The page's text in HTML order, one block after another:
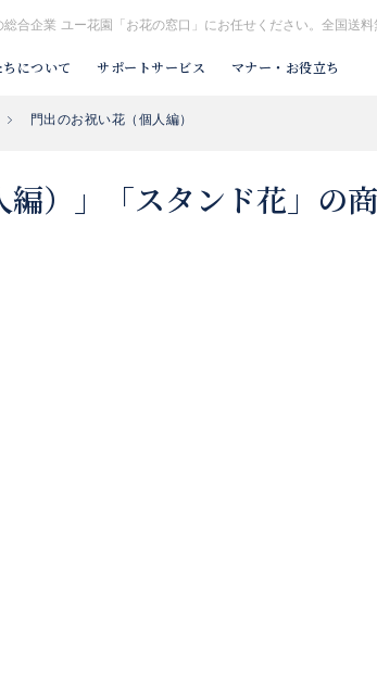
合企業 ユー花園「お花の窓口」にお任せください。全国送料
について サポートサービス マナー・お役立ち
#胡蝶蘭 #スタンド花
門出のお祝い花（個人編）
編）」「スタンド花」の